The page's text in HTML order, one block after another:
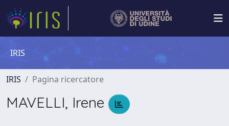
IRIS
IRIS Pagina ricercatore
MAVELLI, Irene